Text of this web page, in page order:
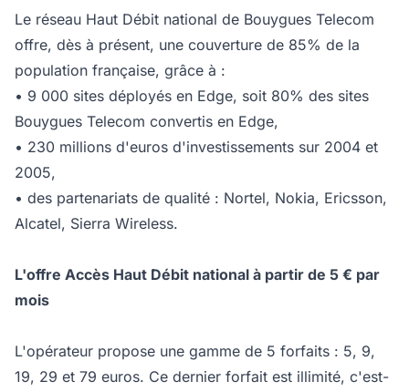
Le réseau Haut Débit national de Bouygues Telecom
offre, dès à présent, une couverture de 85% de la
population française, grâce à :
• 9 000 sites déployés en Edge, soit 80% des sites
Bouygues Telecom convertis en Edge,
• 230 millions d'euros d'investissements sur 2004 et
2005,
• des partenariats de qualité : Nortel, Nokia, Ericsson,
Alcatel, Sierra Wireless.
L'offre Accès Haut Débit national à partir de 5 € par
mois
L'opérateur propose une gamme de 5 forfaits : 5, 9,
19, 29 et 79 euros. Ce dernier forfait est illimité, c'est-